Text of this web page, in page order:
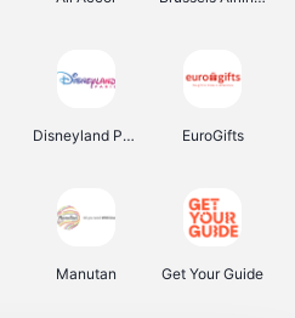
Disneyland Paris EuroGifts
Manutan Get Your Guide